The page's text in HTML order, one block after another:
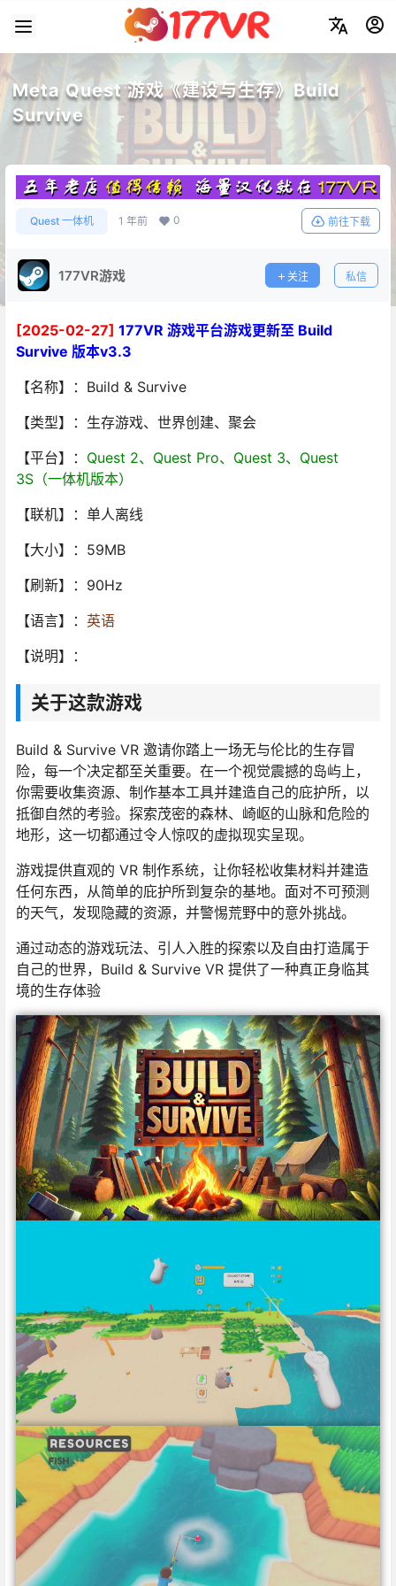
Meta Quest 游戏《建设与生存》Build
Survive
Quest 一体机 1 年前 0 前往下载
177VR游戏 关注 私信
[2025-02-27] 177VR 游戏平台游戏更新至 Build
Survive 版本v3.3
【名称】：Build & Survive
【类型】：生存游戏、世界创建、聚会
【平台】： Quest 2、Quest Pro、Quest 3、Quest
3S（一体机版本）
【联机】：单人离线
【大小】：59MB
【刷新】：90Hz
【语言】： 英语
【说明】：
关于这款游戏
Build & Survive VR 邀请你踏上一场无与伦比的生存冒
险，每一个决定都至关重要。在一个视觉震撼的岛屿上，
你需要收集资源、制作基本工具并建造自己的庇护所，以
抵御自然的考验。探索茂密的森林、崎岖的山脉和危险的
地形，这一切都通过令人惊叹的虚拟现实呈现。
游戏提供直观的 VR 制作系统，让你轻松收集材料并建造
任何东西，从简单的庇护所到复杂的基地。面对不可预测
的天气，发现隐藏的资源，并警惕荒野中的意外挑战。
通过动态的游戏玩法、引人入胜的探索以及自由打造属于
自己的世界，Build & Survive VR 提供了一种真正身临其
境的生存体验